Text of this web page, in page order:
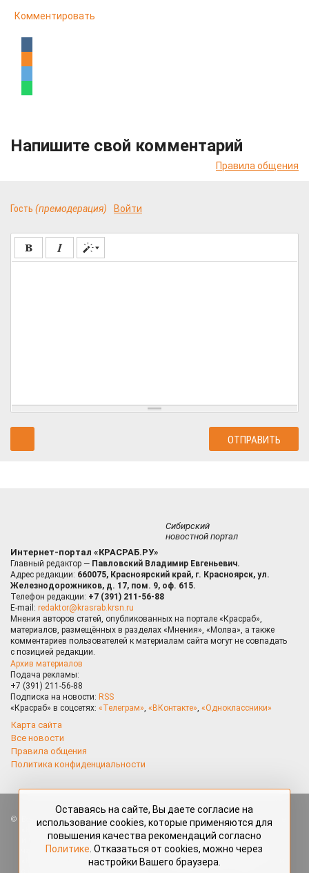
Комментировать
Напишите свой комментарий
Правила общения
Гость (премодерация) Войти
Сибирский
новостной портал
Интернет-портал «КРАСРАБ.РУ»
Главный редактор — Павловский Владимир Евгеньевич.
Адрес редакции: 660075, Красноярский край, г. Красноярск, ул.
Железнодорожников, д. 17, пом. 9, оф. 615.
Телефон редакции: +7 (391) 211-56-88
E-mail: redaktor@krasrab.krsn.ru
Мнения авторов статей, опубликованных на портале «Красраб»,
материалов, размещённых в разделах «Мнения», «Молва», а также
комментариев пользователей к материалам сайта могут не совпадать
с позицией редакции.
Архив материалов
Подача рекламы:
+7 (391) 211-56-88
Подписка на новости: RSS
«Красраб» в соцсетях: «Телеграм», «ВКонтакте», «Одноклассники»
Карта сайта
Все новости
Правила общения
Политика конфиденциальности
Все права защищены. Любые материалы, размещённые на портале
«Красраб.ру» сотрудниками редакции, нештатными авторами
и читателями, являются объектами авторского права. Полное или
частичное использование материалов, размещённых на портале
«Красраб.ру», допускается только с письменного согласия редакции
Оставаясь на сайте, Вы даете согласие на
использование cookies, которые применяются для
повышения качества рекомендаций согласно
Политике . Отказаться от cookies, можно через
настройки Вашего браузера.